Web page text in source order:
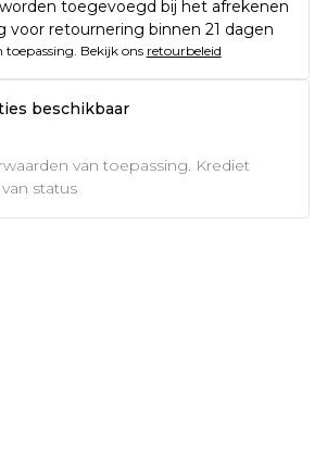
toegevoegd bij het afrekenen
voor retournering binnen 21 dagen
Bekijk ons retourbeleid
beschikbaar
van toepassing. Krediet
status